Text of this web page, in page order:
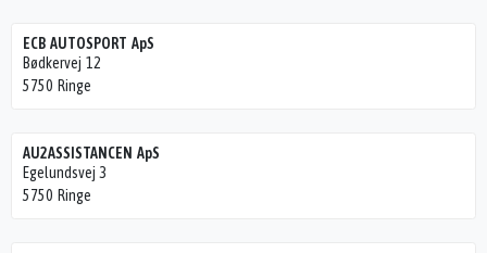
ECB AUTOSPORT ApS
Bødkervej 12
5750 Ringe
AU2ASSISTANCEN ApS
Egelundsvej 3
5750 Ringe